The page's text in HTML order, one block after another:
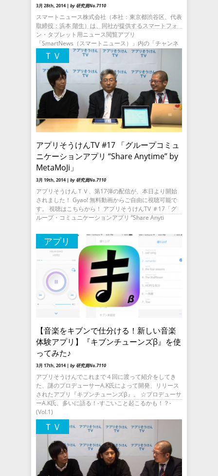
3月 28th, 2014 | by 研究員No.7110
スマートニュース株式会社（本社：東京都渋谷区、代表
取締役：浜本 階生）は、同社が提供するスマートフォ
ン・タブレット用ニュース閲覧アプリ
「SmartNews（スマートニュース）」内の「チャンネ
ルプラス」に、新たに4つのチャ
ＴＶ
アプリそうけんTV #17 「グループコミュ
ニケーションアプリ “Share Anytime” by
MetaMoJi」
3月 19th, 2014 | by 研究員No.7110
アプリそうけんＴＶ、第17弾の配信が、本日より開始
されました！ Gyao! 無料動画からご自由に視聴可能で
す。 視聴はこちらから！ アプリそうけんTV ＃17「グ
ループ・コミュニケーションアプリ “Share Anyti
アプリ
【音楽をキブンで仕分ける！新しい音楽
体験アプリ】『キブンチューンズβ』を使
ってみた♪
3月 17th, 2014 | by 研究員No.7110
アプリそうけんでこれまで４回に渡って紹介をしてき
た、謎のプロデューサーA.K氏によって開発、リリース
されたアプリ『キブンチューンズβ』。 ☆プロデューサ
ーA.K氏、多いに語る！-すごいこと起こるかも！？-
(Vol.1)
ＴＶ